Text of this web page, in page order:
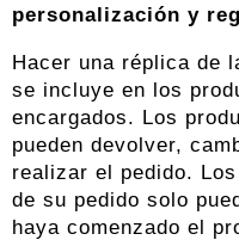
personalización y
Hacer una réplica de
se incluye en los
encargados. Los
pueden devolver,
realizar el pedido.
de su pedido solo
haya comenzado el